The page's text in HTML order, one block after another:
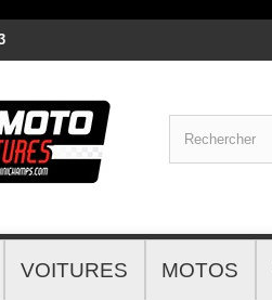
VOITURES MOTOS